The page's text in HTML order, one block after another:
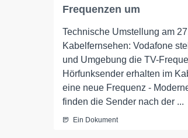
Frequenzen um
Technische Umstellung am
Kabelfernsehen: Vodafone
und Umgebung die TV-
Hörfunksender erhalten im
eine neue Frequenz -
finden die Sender nach der ...
Ein Dokument